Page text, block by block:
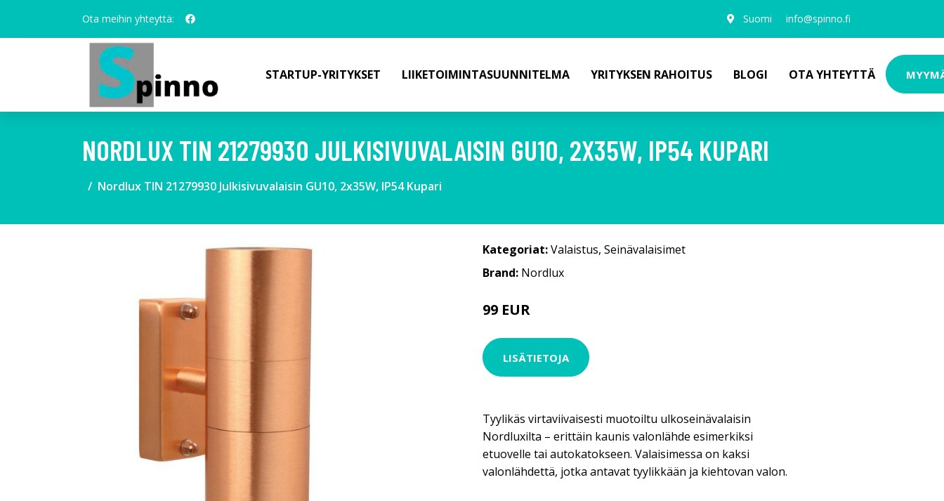
Ota meihin yhteyttä: Suomi info@spinno.fi
STARTUP-YRITYKSET LIIKETOIMINTASUUNNITELMA YRITYKSEN RAHOITUS BLOGI OTA YHTEYTTÄ
NORDLUX TIN 21279930 JULKISIVUVALAISIN GU10, 2X35W, IP54 KUPARI
Nordlux TIN 21279930 Julkisivuvalaisin GU10, 2x35W, IP54 Kupari
Kategoriat:Valaistus, Seinävalaisimet
Brand: Nordlux
99 EUR
LISÄTIETOJA
Tyylikäs virtaviivaisesti muotoiltu ulkoseinävalaisin
Nordluxilta – erittäin kaunis valonlähde esimerkiksi
etuovelle tai autokatokseen. Valaisimessa on kaksi
valonlähdettä, jotka antavat tyylikkään ja kiehtovan valon.